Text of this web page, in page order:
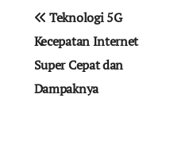
Navigasi
pos
Teknologi 5G
Kecepatan Internet
Super Cepat dan
Dampaknya